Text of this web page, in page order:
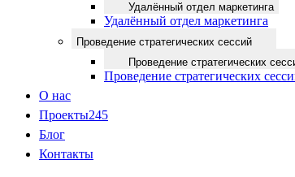
Удалённый отдел маркетинга
Удалённый отдел маркетинга
Проведение стратегических сессий
Проведение стратегических
Проведение стратегических
О нас
Проекты245
Блог
Контакты